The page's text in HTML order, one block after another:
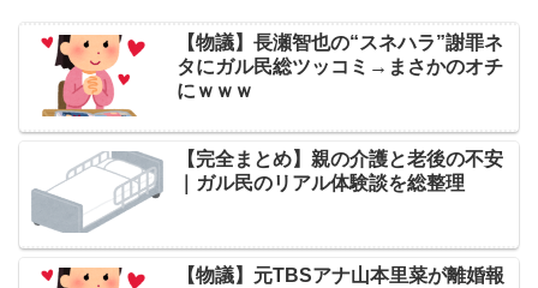
【物議】長瀬智也の“スネハラ”謝罪ネ
タにガル民総ツッコミ→まさかのオチ
にｗｗｗ
【完全まとめ】親の介護と老後の不安
｜ガル民のリアル体験談を総整理
【物議】元TBSアナ山本里菜が離婚報